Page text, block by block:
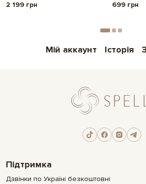
2 199 грн
699 грн
Мій аккаунт Історія
Підтримка
Дзвінки по Україні безкоштовні